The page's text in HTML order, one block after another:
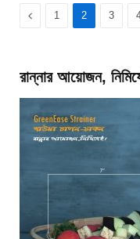
Previous
1 2 3
রান্নার আয়োজন,